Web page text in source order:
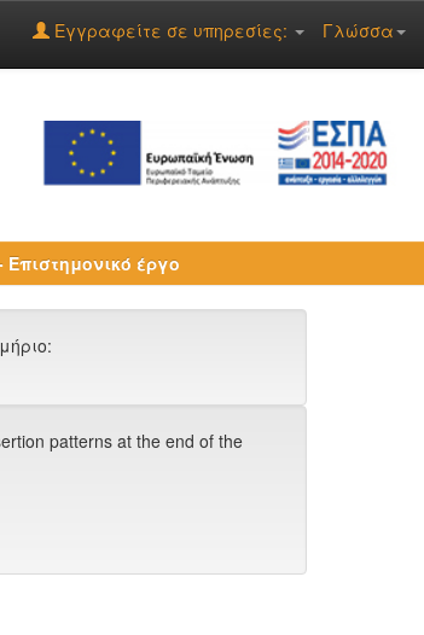
Γλώσσα
Εγγραφείτε σε υπηρεσίες:
έργο
patterns at the end of the